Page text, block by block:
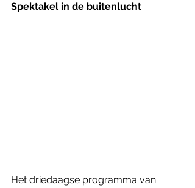
Spektakel in de buitenlucht
Het driedaagse programma van